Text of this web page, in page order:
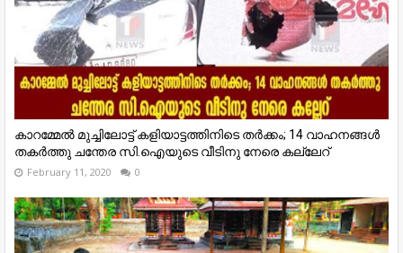
കാറമ്മേല്‍ മുച്ചിലോട്ട് കളിയാട്ടത്തിനിടെ തര്‍ക്കം; 14 വാഹനങ്ങള്‍
തകര്‍ത്തു ചന്തേര സി.ഐയുടെ വീടിനു നേരെ കല്ലേറ്
February 11, 2020 0